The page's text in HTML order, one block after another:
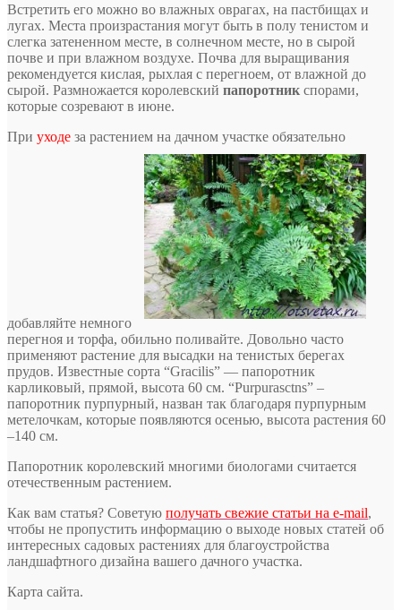
Встретить его можно во влажных оврагах, на пастбищах и
лугах. Места произрастания могут быть в полу тенистом и
слегка затененном месте, в солнечном месте, но в сырой
почве и при влажном воздухе. Почва для выращивания
рекомендуется кислая, рыхлая с перегноем, от влажной до
сырой. Размножается королевский папоротник спорами,
которые созревают в июне.
При уходе за растением на дачном участке обязательно
добавляйте немного
перегноя и торфа, обильно поливайте. Довольно часто
применяют растение для высадки на тенистых берегах
прудов. Известные сорта “Gracilis” — папоротник
карликовый, прямой, высота 60 см. “Purpurasctns” –
папоротник пурпурный, назван так благодаря пурпурным
метелочкам, которые появляются осенью, высота растения 60
–140 см.
Папоротник королевский многими биологами считается
отечественным растением.
Как вам статья? Советую получать свежие статьи на e-mail,
чтобы не пропустить информацию о выходе новых статей об
интересных садовых растениях для благоустройства
ландшафтного дизайна вашего дачного участка.
Карта сайта.